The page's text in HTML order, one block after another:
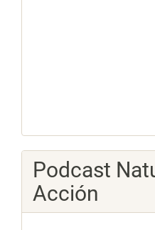
Podcast
Acción